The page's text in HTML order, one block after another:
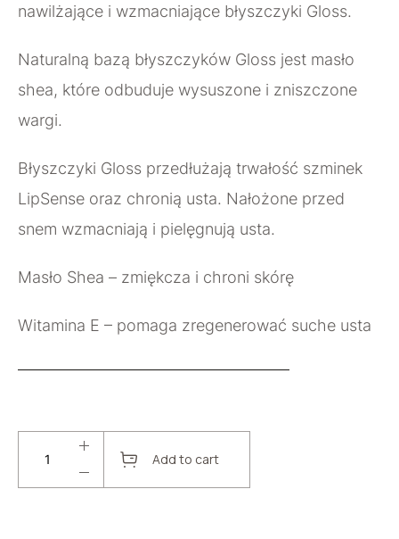
nawilżające i wzmacniające błyszczyki Gloss.
Naturalną bazą błyszczyków Gloss jest masło
shea, które odbuduje wysuszone i zniszczone
wargi.
Błyszczyki Gloss przedłużają trwałość szminek
LipSense oraz chronią usta. Nałożone przed
snem wzmacniają i pielęgnują usta.
Masło Shea – zmiękcza i chroni skórę
Witamina E – pomaga zregenerować suche usta
Add to cart